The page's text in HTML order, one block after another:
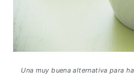
Una muy buena alternativa para